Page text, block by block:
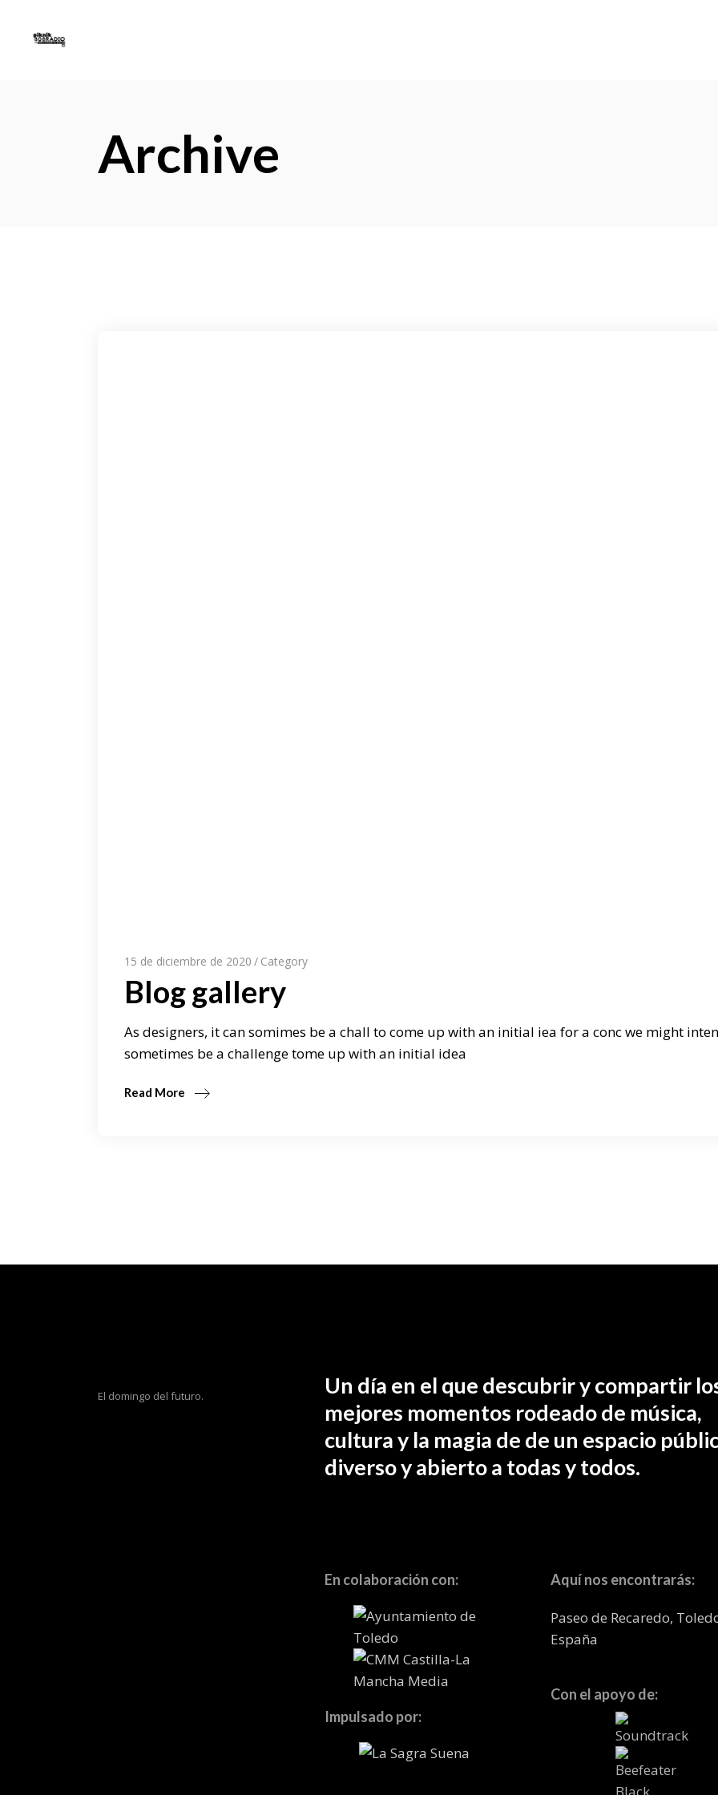
Archive
15 de diciembre de 2020 Category
Blog gallery
As designers, it can somimes be a chall to come up with an initial iea for a conc we might
sometimes be a challenge tome up with an initial idea
Read More
El domingo del futuro.
Un día en el que descubrir y compartir
mejores momentos rodeado de música,
cultura y la magia de de un espacio
diverso y abierto a todas y todos.
En colaboración con:
Impulsado por:
Aquí nos encontrarás:
Paseo de Recaredo,
España
Con el apoyo de: